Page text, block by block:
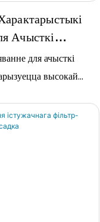
Ачысткі
Вод?
для ачысткі
высокай
невялікай
добрай якасцю